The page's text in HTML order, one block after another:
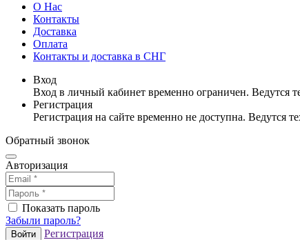
О Нас
Контакты
Доставка
Оплата
Контакты и доставка в СНГ
Вход
Вход в личный кабинет временно ограничен. Ведутся
Регистрация
Регистрация на сайте временно не доступна. Ведутся
Обратный звонок
Авторизация
Показать пароль
Забыли пароль?
Войти Регистрация